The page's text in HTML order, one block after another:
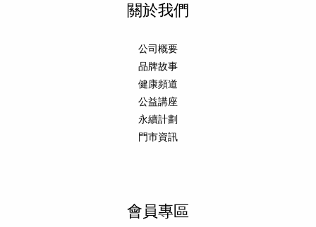
關於我們
公司概要
品牌故事
健康頻道
公益講座
永續計劃
門市資訊
會員專區